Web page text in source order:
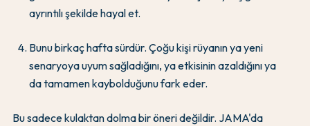
ayrıntılı şekilde hayal et.
Bunu birkaç hafta sürdür. Çoğu kişi rüyanın ya yeni
senaryoya uyum sağladığını, ya etkisinin azaldığını ya
da tamamen kaybolduğunu fark eder.
Bu sadece kulaktan dolma bir öneri değildir. JAMA'da